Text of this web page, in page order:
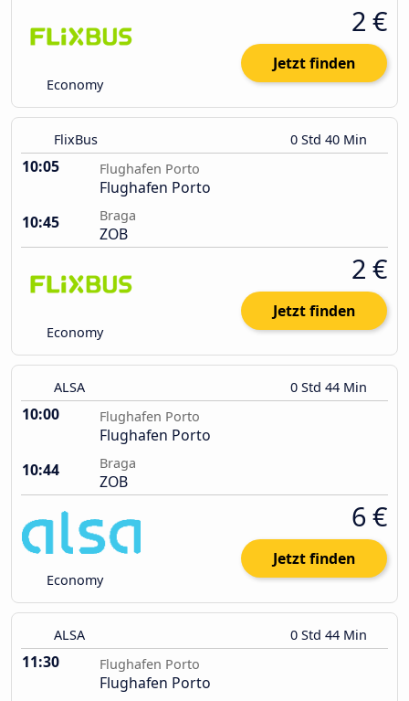
Economy
2 €
Jetzt finden
FlixBus 0 Std 40 Min
10:05 Flughafen Porto
Flughafen Porto
10:45
Braga
ZOB
Economy
2 €
Jetzt finden
ALSA 0 Std 44 Min
10:00 Flughafen Porto
Flughafen Porto
10:44
Braga
ZOB
Economy
6 €
Jetzt finden
ALSA 0 Std 44 Min
11:30 Flughafen Porto
Flughafen Porto